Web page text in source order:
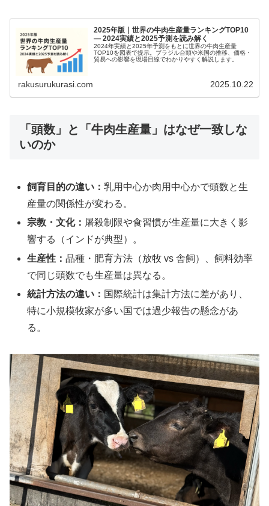
2025年版｜世界の牛肉生産量ランキングTOP10
— 2024実績と2025予測を読み解く
2024年実績と2025年予測をもとに世界の牛肉生産量
TOP10を図表で提示。ブラジル台頭や米国の推移、価格・
貿易への影響を現場目線でわかりやすく解説します。
rakusurukurasi.com 2025.10.22
「頭数」と「牛肉生産量」はなぜ一致しな
いのか
飼育目的の違い：乳用中心か肉用中心かで頭数と生
産量の関係性が変わる。
宗教・文化： 屠殺制限や食習慣が生産量に大きく影
響する（インドが典型）。
生産性：品種・肥育方法（放牧 vs 舎飼）、飼料効率
で同じ頭数でも生産量は異なる。
統計方法の違い： 国際統計は集計方法に差があり、
特に小規模牧家が多い国では過少報告の懸念があ
る。